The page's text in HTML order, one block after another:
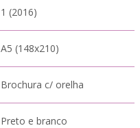
1 (2016)
A5 (148x210)
Brochura c/ orelha
Preto e branco